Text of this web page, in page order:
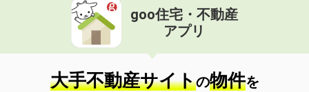
goo住宅・不動産
アプリ
大手不動産サイトの物件を